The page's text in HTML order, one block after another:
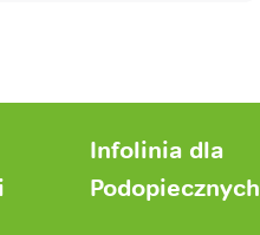
Infolinia dla
Podopiecznych